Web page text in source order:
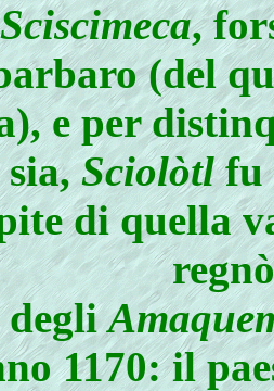
Sciscimeca,
(del
e per
sia,Sciolòtlfu
di quella
1170: il